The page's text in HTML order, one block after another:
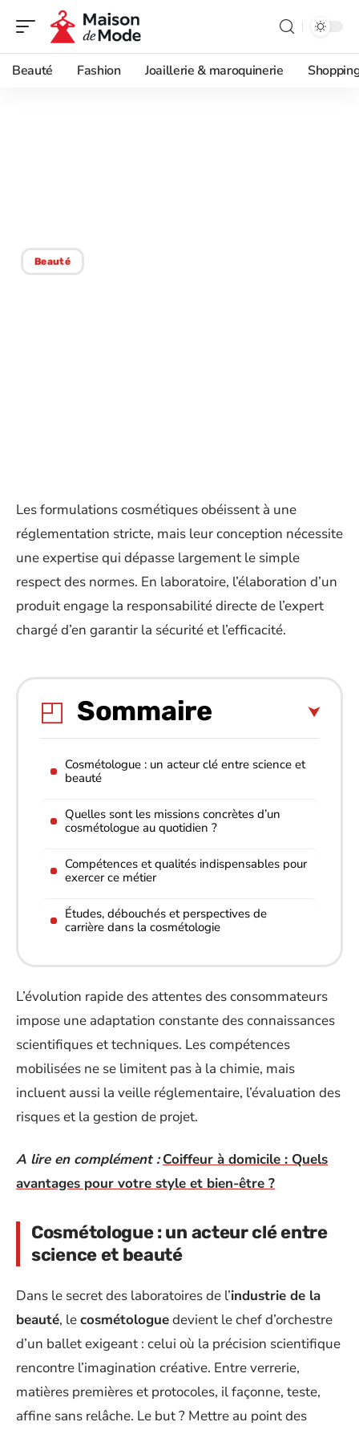
Beauté Fashion Joaillerie & maroquinerie
Beauté
Les formulations cosmétiques obéissent à une
réglementation stricte, mais leur conception nécessite
une expertise qui dépasse largement le simple
respect des normes. En laboratoire, l’élaboration d’un
produit engage la responsabilité directe de l’expert
chargé d’en garantir la sécurité et l’efficacité.
Sommaire
Cosmétologue : un acteur clé entre science et
beauté
Quelles sont les missions concrètes d’un
cosmétologue au quotidien ?
Compétences et qualités indispensables pour
exercer ce métier
Études, débouchés et perspectives de
carrière dans la cosmétologie
L’évolution rapide des attentes des consommateurs
impose une adaptation constante des connaissances
scientifiques et techniques. Les compétences
mobilisées ne se limitent pas à la chimie, mais
incluent aussi la veille réglementaire, l’évaluation des
risques et la gestion de projet.
A lire en complément : Coiffeur à domicile : Quels
avantages pour votre style et bien-être ?
Cosmétologue : un acteur clé entre
science et beauté
Dans le secret des laboratoires de l’industrie de la
beauté, lecosmétologuedevient le chef d’orchestre
d’un ballet exigeant : celui où la précision scientifique
rencontre l’imagination créative. Entre verrerie,
matières premières et protocoles, il façonne, teste,
affine sans relâche. Le but ? Mettre au point des